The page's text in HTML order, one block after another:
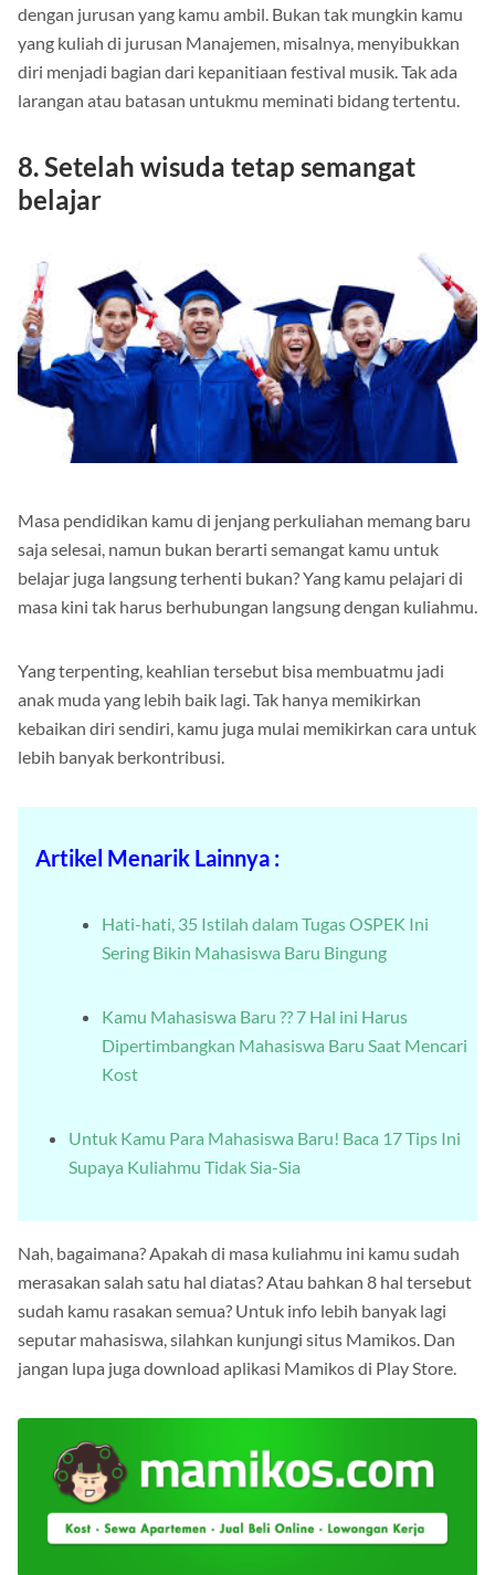
kamu bentuk di masa kuliah ini tak mesti harus berhubungan
dengan jurusan yang kamu ambil. Bukan tak mungkin kamu
yang kuliah di jurusan Manajemen, misalnya, menyibukkan
diri menjadi bagian dari kepanitiaan festival musik. Tak ada
8. Setelah wisuda tetap semangat
belajar
Masa pendidikan kamu di jenjang perkuliahan memang baru
saja selesai, namun bukan berarti semangat kamu untuk
belajar juga langsung terhenti bukan? Yang kamu pelajari di
Yang terpenting, keahlian tersebut bisa membuatmu jadi
anak muda yang lebih baik lagi. Tak hanya memikirkan
kebaikan diri sendiri, kamu juga mulai memikirkan cara untuk
Artikel Menarik Lainnya :
Hati-hati, 35 Istilah dalam Tugas OSPEK Ini
Kamu Mahasiswa Baru ?? 7 Hal ini Harus
Dipertimbangkan Mahasiswa Baru Saat Mencari
Untuk Kamu Para Mahasiswa Baru! Baca 17 Tips Ini
Nah, bagaimana? Apakah di masa kuliahmu ini kamu sudah
merasakan salah satu hal diatas? Atau bahkan 8 hal tersebut
sudah kamu rasakan semua? Untuk info lebih banyak lagi
seputar mahasiswa, silahkan kunjungi situs Mamikos. Dan